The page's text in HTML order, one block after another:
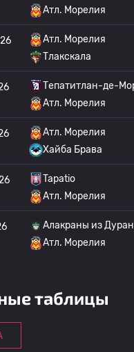
Атл. Морелия
Атл. Морелия
Тлакскала
Тепатитлан-де-
Атл. Морелия
Атл. Морелия
Хайба Брава
Tapatio
Атл. Морелия
Алакраны из
Атл. Морелия
таблицы